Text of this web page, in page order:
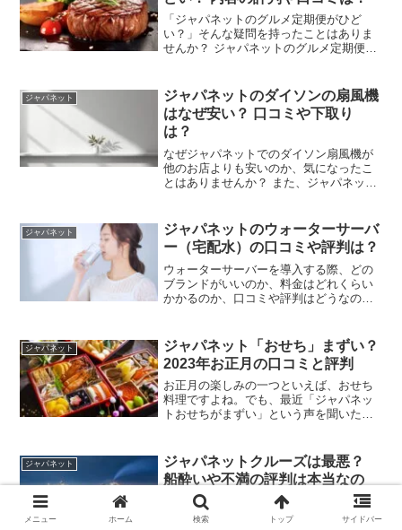
「ジャパネットのグルメ定期便がひど
い？」そんな疑問を持ったことはありま
せんか？ ジャパネットのグルメ定期便に
ょうか。この記事では、ジャパネットの
グルメ定期便について、そ...
ジャパネット
ジャパネットのダイソンの扇風機
はなぜ安い？ 口コミや下取り
は？
なぜジャパネットでのダイソン扇風機が
他のお店よりも安いのか、気になったこ
とはありませんか？ また、ジャパネット
はありますよね。この記事では、ジャパ
ネットで販売されるダイ...
ジャパネット
ジャパネットのウォーターサーバ
ー（宅配水）の口コミや評判は？
ウォーターサーバーを導入する際、どの
ブランドがいいのか、料金はどれくらい
かかるのか、口コミや評判はどうなのか
があるけれど、具体的な情報が欲しいと
感じる方も多いでしょう。...
ジャパネット
ジャパネット「おせち」まずい？
2023年お正月の口コミと評判
お正月の楽しみの一つといえば、おせち
料理ですよね。でも、最近「ジャパネッ
トおせちがまずい」という声を聞いたこ
すでに注文したけれど不安に感じている
方々もいるかもしれません...
ジャパネット
ジャパネットクルーズは最悪？
船酔いや不満の評判は本当なの
「ジャパネットクルーズって本当に最悪
メニュー ホーム 検索 トップ サイドバー